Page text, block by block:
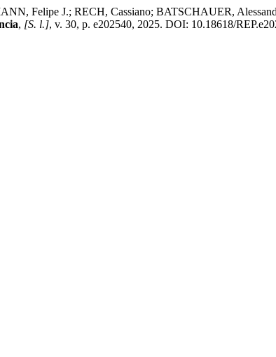
Felipe J.; RECH, Cassiano; BATSCHAUER,
, [S. l.], v. 30, p. e202540, 2025. DOI: 10.18618/